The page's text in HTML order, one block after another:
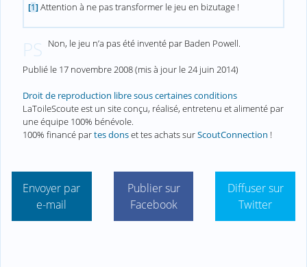
[1]Attention à ne pas transformer le jeu en bizutage !
PS Non, le jeu n’a pas été inventé par Baden Powell.
Publié le 17 novembre 2008(mis à jour le24 juin 2014)
Droit de reproduction libre sous certaines conditions
LaToileScoute est un site conçu, réalisé, entretenu et alimenté par
une équipe 100% bénévole.
100% financé partes donset tes achats surScoutConnection !
Envoyer par
e-mail
Publier sur
Facebook
Diffuser sur
Twitter